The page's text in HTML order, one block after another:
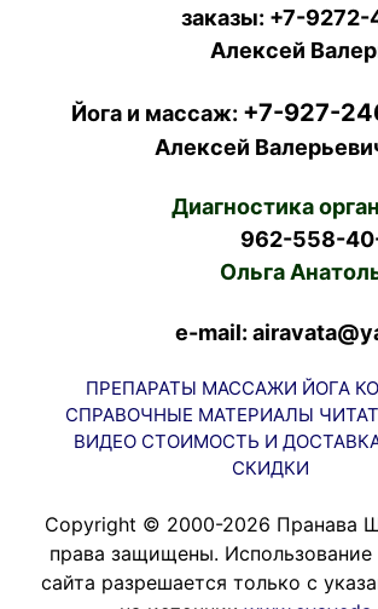
заказы: +7-9272-
Алексей
Йога и массаж: +7-927-
Алексей
Диагностика
962-558-
Ольга
e-mail:
ПРЕПАРАТЫ МАССАЖИ ЙОГА
СПРАВОЧНЫЕ МАТЕРИАЛЫ
ВИДЕО СТОИМОСТЬ И
СКИДКИ
Copyright © 2000-2026 Пранава
права защищены. Использование
сайта разрешается только с